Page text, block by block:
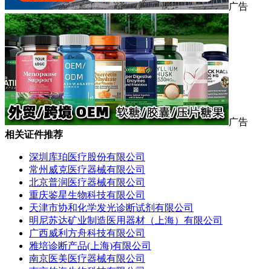
广告
广告
相关证件推荐
深圳库珀医疗股份有限公司
常州威克医疗器械有限公司
北京普润医疗器械有限公司
重庆鉴星生物科技有限公司
天津市协和化学发光诊断试剂有限公司
明尼苏达矿业制造医用器材（上海）有限公司
广西威利方舟科技有限公司
雅培诊断产品(上海)有限公司
南京医美医疗器械有限公司